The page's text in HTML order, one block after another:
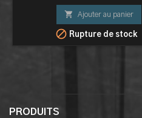
 Ajouter au panier
 Rupture de stock
PRODUITS